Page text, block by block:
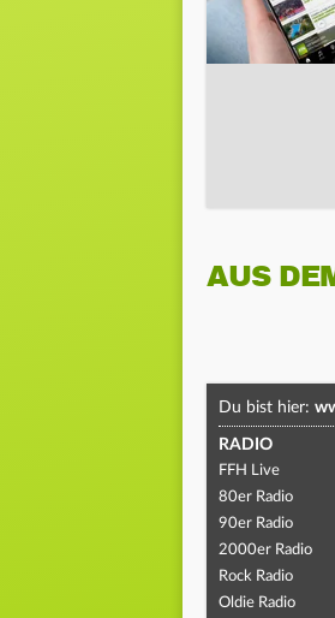
AUS
Du bist hier:
RADIO
FFH Live
80er Radio
90er Radio
2000er Radio
Rock Radio
Oldie Radio